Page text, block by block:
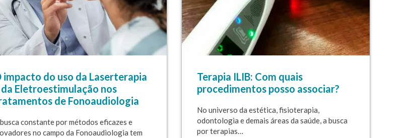
impacto do uso da Laserterapia
da Eletroestimulação nos
de Fonoaudiologia
constante por métodos eficazes e
no campo da Fonoaudiologia tem
Terapia ILIB: Com quais
procedimentos posso associar?
No universo da estética, fisioterapia,
odontologia e demais áreas da saúde, a busca
por terapias…